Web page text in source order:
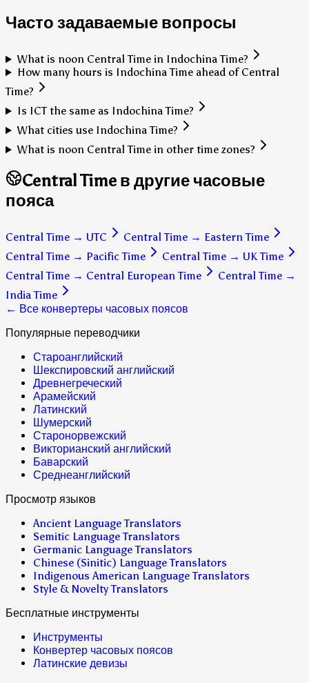
Часто задаваемые вопросы
What is noon Central Time in Indochina Time?
How many hours is Indochina Time ahead of Central
Time?
Is ICT the same as Indochina Time?
What cities use Indochina Time?
What is noon Central Time in other time zones?
Central Time в другие часовые
пояса
Central Time → UTC Central Time → Eastern Time
Central Time → Pacific Time Central Time → UK Time
Central Time → Central European Time Central Time →
India Time
← Все конвертеры часовых поясов
Популярные переводчики
Староанглийский
Шекспировский английский
Древнегреческий
Арамейский
Латинский
Шумерский
Старонорвежский
Викторианский английский
Баварский
Среднеанглийский
Просмотр языков
Ancient Language Translators
Semitic Language Translators
Germanic Language Translators
Chinese (Sinitic) Language Translators
Indigenous American Language Translators
Style & Novelty Translators
Бесплатные инструменты
Инструменты
Конвертер часовых поясов
Латинские девизы